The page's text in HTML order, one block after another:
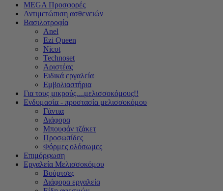
MEGA Προσφορές
Αντιμετώπιση ασθενειών
Βασιλοτροφία
Anel
Ezi Queen
Nicot
Technoset
Αριστέας
Ειδικά εργαλεία
Εμβολιαστήρια
Για τους μικρούς....μελισσοκόμους!!
Ενδυμασία - προστασία μελισσοκόμου
Γάντια
Διάφορα
Μπουφάν τζάκετ
Προσωπίδες
Φόρμες ολόσωμες
Επιμόρφωση
Εργαλεία Μελισσοκόμου
Βούρτσες
Διάφορα εργαλεία